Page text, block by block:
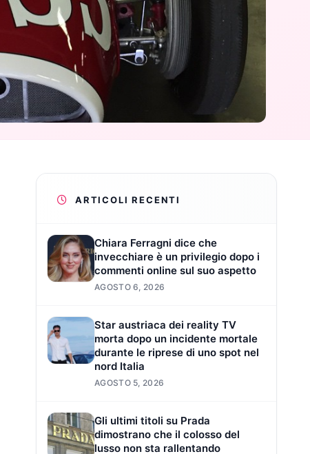
ARTICOLI RECENTI
Chiara Ferragni dice che
invecchiare è un privilegio dopo i
commenti online sul suo aspetto
AGOSTO 6, 2026
Star austriaca dei reality TV
morta dopo un incidente mortale
durante le riprese di uno spot nel
nord Italia
AGOSTO 5, 2026
Gli ultimi titoli su Prada
dimostrano che il colosso del
lusso non sta rallentando